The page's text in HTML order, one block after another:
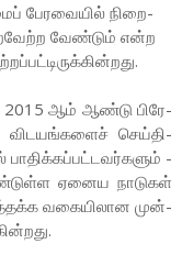
பேர­வையில் நிறை­
வேண்டும் என்ற
ஆம் ஆண்டு பிரே­
செய்­தி­
பாதிக்­கப்­பட்­ட­வர்­க­ளும்
ஏனைய நாடுகள்
வகை­யி­லான முன்­